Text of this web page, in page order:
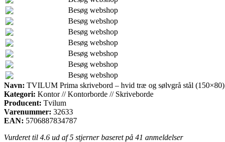
Besøg webshop
Besøg webshop
Besøg webshop
Besøg webshop
Besøg webshop
Besøg webshop
Besøg webshop
Navn: TVILUM Prima skrivebord – hvid træ og sølvgrå stål (150×80)
Kategori: Kontor // Kontorborde // Skriveborde
Producent: Tvilum
Varenummer: 32633
EAN: 5706887834787
Vurderet til 4.6 ud af 5 stjerner baseret på 41 anmeldelser